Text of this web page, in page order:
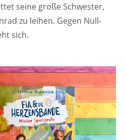
seine große Schwester,
zu leihen. Gegen Null-
sich.